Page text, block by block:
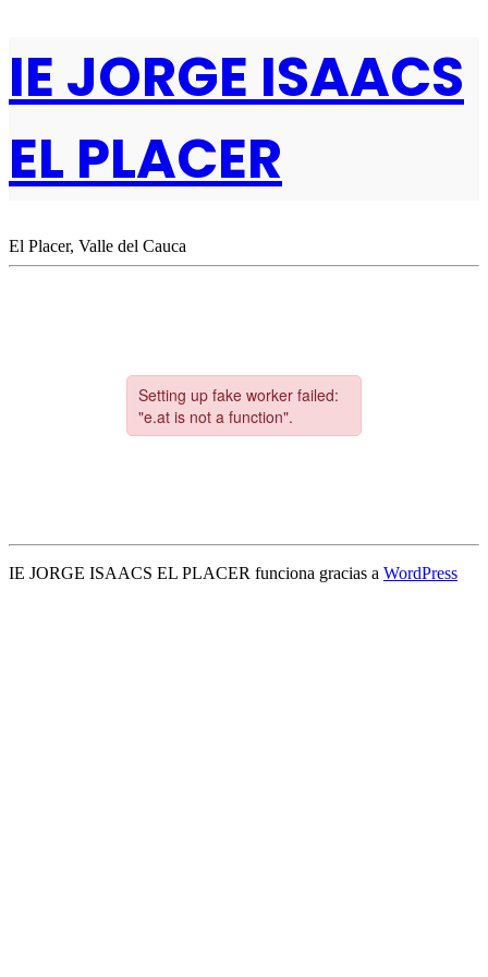
IE JORGE ISAACS
EL PLACER
El Placer, Valle del Cauca
IE JORGE ISAACS EL PLACER funciona gracias a WordPress